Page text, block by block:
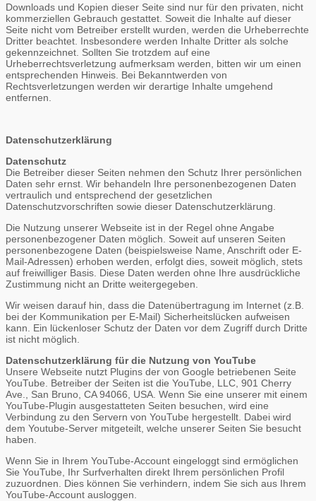
Downloads und Kopien dieser Seite sind nur für den privaten, nicht
kommerziellen Gebrauch gestattet. Soweit die Inhalte auf dieser
Seite nicht vom Betreiber erstellt wurden, werden die Urheberrechte
Dritter beachtet. Insbesondere werden Inhalte Dritter als solche
gekennzeichnet. Sollten Sie trotzdem auf eine
Urheberrechtsverletzung aufmerksam werden, bitten wir um einen
entsprechenden Hinweis. Bei Bekanntwerden von
Rechtsverletzungen werden wir derartige Inhalte umgehend
entfernen.
Datenschutzerklärung
Datenschutz
Die Betreiber dieser Seiten nehmen den Schutz Ihrer persönlichen
Daten sehr ernst. Wir behandeln Ihre personenbezogenen Daten
vertraulich und entsprechend der gesetzlichen
Datenschutzvorschriften sowie dieser Datenschutzerklärung.
Die Nutzung unserer Webseite ist in der Regel ohne Angabe
personenbezogener Daten möglich. Soweit auf unseren Seiten
personenbezogene Daten (beispielsweise Name, Anschrift oder E-
Mail-Adressen) erhoben werden, erfolgt dies, soweit möglich, stets
auf freiwilliger Basis. Diese Daten werden ohne Ihre ausdrückliche
Zustimmung nicht an Dritte weitergegeben.
Wir weisen darauf hin, dass die Datenübertragung im Internet (z.B.
bei der Kommunikation per E-Mail) Sicherheitslücken aufweisen
kann. Ein lückenloser Schutz der Daten vor dem Zugriff durch Dritte
ist nicht möglich.
Datenschutzerklärung für die Nutzung von YouTube
Unsere Webseite nutzt Plugins der von Google betriebenen Seite
YouTube. Betreiber der Seiten ist die YouTube, LLC, 901 Cherry
Ave., San Bruno, CA 94066, USA. Wenn Sie eine unserer mit einem
YouTube-Plugin ausgestatteten Seiten besuchen, wird eine
Verbindung zu den Servern von YouTube hergestellt. Dabei wird
dem Youtube-Server mitgeteilt, welche unserer Seiten Sie besucht
haben.
Wenn Sie in Ihrem YouTube-Account eingeloggt sind ermöglichen
Sie YouTube, Ihr Surfverhalten direkt Ihrem persönlichen Profil
zuzuordnen. Dies können Sie verhindern, indem Sie sich aus Ihrem
YouTube-Account ausloggen.